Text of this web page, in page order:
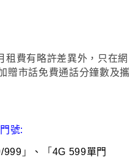
租費有略許差異外 ， 只在網
贈市話免費通話分鐘數及攜
號:
999 」 、 「 4G 599單門